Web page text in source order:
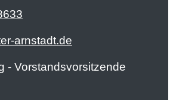
arnstadt.de
- Vorstandsvorsitzende